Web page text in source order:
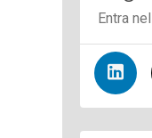
Entra